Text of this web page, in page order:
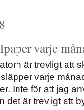
varje
är trevligt att
varje
Inte för att jag
det är trevligt att